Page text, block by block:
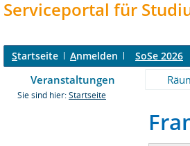
Serviceportal für
Startseite Anmelden SoSe 2026
Veranstaltungen
Sie sind hier: Startseite